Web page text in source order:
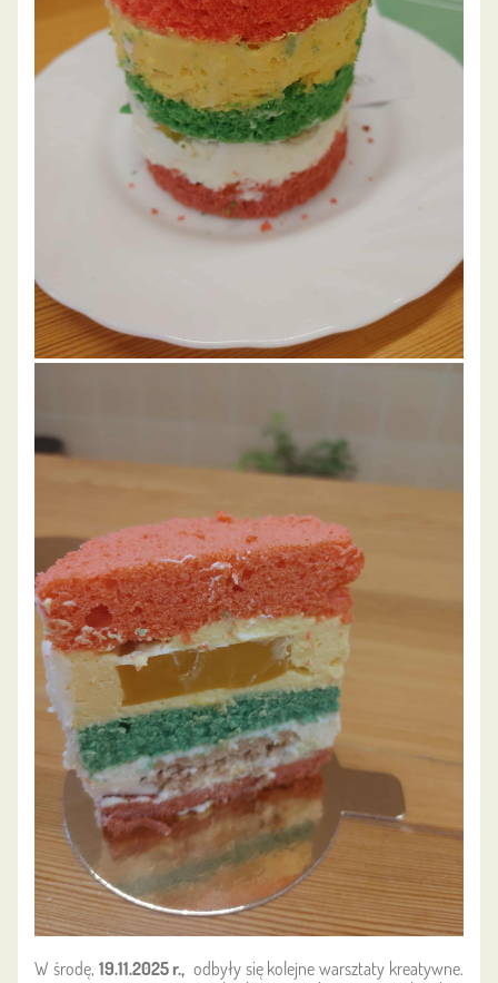
W środę, 19.11.2025 r., odbyły się kolejne warsztaty kreatywne.